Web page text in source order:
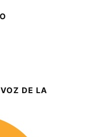
DE LA